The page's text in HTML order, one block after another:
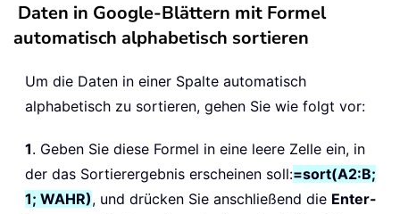
Daten in Google-Blättern mit Formel
automatisch alphabetisch sortieren
Um die Daten in einer Spalte automatisch
alphabetisch zu sortieren, gehen Sie wie folgt vor:
1. Geben Sie diese Formel in eine leere Zelle ein, in
der das Sortierergebnis erscheinen soll:=sort(A2:B;
1; WAHR), und drücken Sie anschließend die Enter-